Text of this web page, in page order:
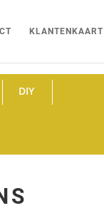
KLANTENKAART
DIY